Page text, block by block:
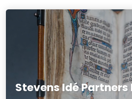
Stevens Idé Partners